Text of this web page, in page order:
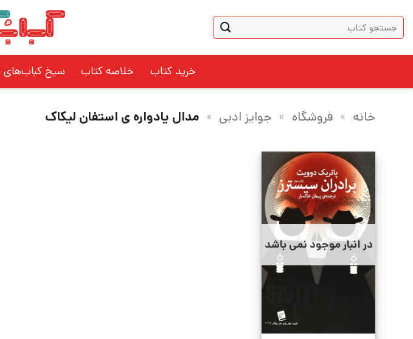
content
جستجو
برای:
خرید کتاب خلاصه کتاب سیخ
خانه » فروشگاه » جوایز ادبی » مدال یادواره ی استفان لیکاک
در انبار موجود نمی باشد